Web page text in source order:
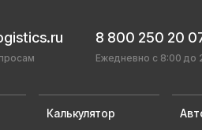
8 800 250 20
Ежедневно с 8:00 до
Калькулятор